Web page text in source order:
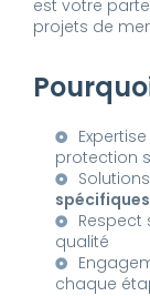
est votre
projets de
protection
spécifiques
Respect
qualité
chaque